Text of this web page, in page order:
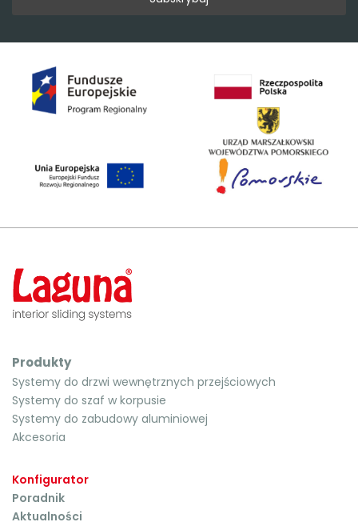
Produkty
Systemy do drzwi wewnętrznych przejściowych
Systemy do szaf w korpusie
Systemy do zabudowy aluminiowej
Akcesoria
Konfigurator
Poradnik
Aktualności